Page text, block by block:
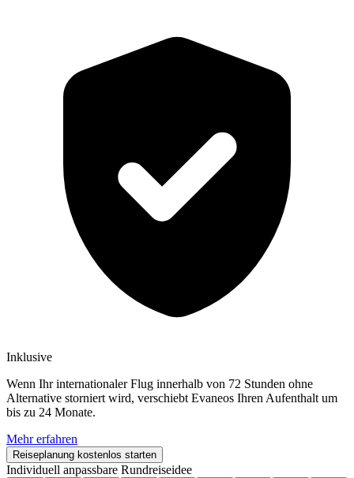
Inklusive
Wenn Ihr internationaler Flug innerhalb von 72 Stunden ohne
Alternative storniert wird, verschiebt Evaneos Ihren Aufenthalt um
bis zu 24 Monate.
Mehr erfahren
Reiseplanung kostenlos starten
Individuell anpassbare Rundreiseidee